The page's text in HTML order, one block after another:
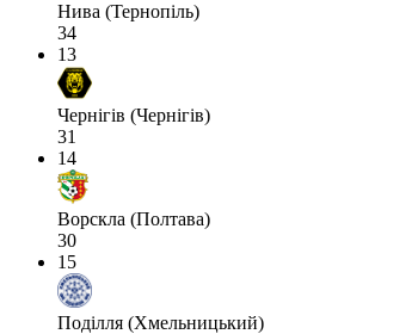
Нива (Тернопіль)
34
13
Чернігів (Чернігів)
31
14
Ворскла (Полтава)
30
15
Поділля (Хмельницький)